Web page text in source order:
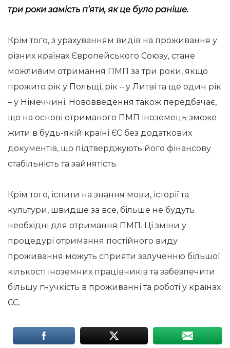
три роки замість п’яти, як це було раніше.
Крім того, з урахуванням видів на проживання у
різних країнах Європейського Союзу, стане
можливим отримання ПМП за три роки, якщо
прожито рік у Польщі, рік – у Литві та ще один рік
– у Німеччині. Нововведення також передбачає,
що на основі отриманого ПМП іноземець зможе
жити в будь-якій країні ЄС без додаткових
документів, що підтверджують його фінансову
стабільність та зайнятість.
Крім того, іспити на знання мови, історії та
культури, швидше за все, більше не будуть
необхідні для отримання ПМП. Ці зміни у
процедурі отримання постійного виду
проживання можуть сприяти залученню більшої
кількості іноземних працівників та забезпечити
більшу гнучкість в проживанні та роботі у країнах
ЄС.